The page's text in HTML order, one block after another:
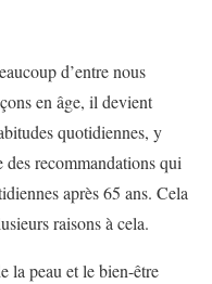
d’entre nous
en âge, il devient
quotidiennes, y
des recommandations qui
après 65 ans. Cela
raisons à cela.
la peau et le bien-être